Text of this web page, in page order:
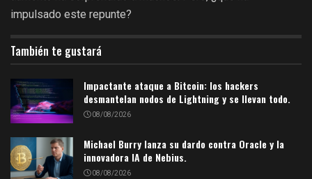
impulsado este repunte?
También te gustará
Impactante ataque a Bitcoin: los hackers
desmantelan nodos de Lightning y se llevan todo.
08/08/2026
Michael Burry lanza su dardo contra Oracle y la
innovadora IA de Nebius.
08/08/2026